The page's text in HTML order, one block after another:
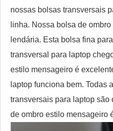
nossas bolsas transversais
linha. Nossa bolsa de
lendária. Esta bolsa fina
transversal para laptop
estilo mensageiro é
laptop funciona bem. Todas
transversais para laptop são
de ombro estilo mensageiro